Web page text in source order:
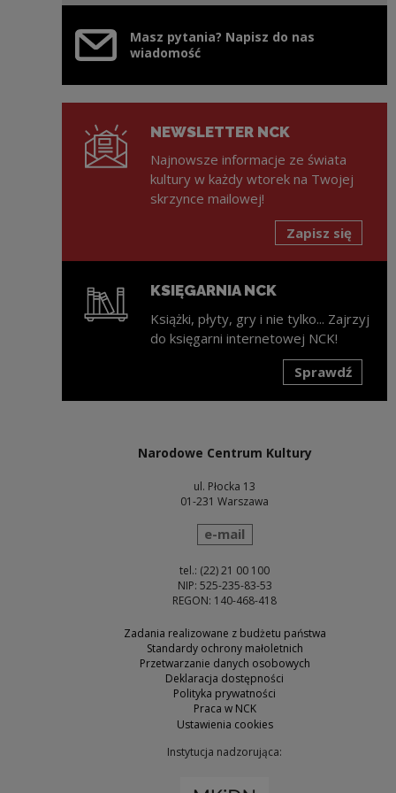
Masz pytania? Napisz do nas
wiadomość
NEWSLETTER NCK
Najnowsze informacje ze świata
kultury w każdy wtorek na Twojej
skrzynce mailowej!
Zapisz się
KSIĘGARNIA NCK
Książki, płyty, gry i nie tylko... Zajrzyj
do księgarni internetowej NCK!
Sprawdź
Narodowe Centrum Kultury
ul. Płocka 13
01-231 Warszawa
wyślij wiadomość
e-mail
tel.: (22) 21 00 100
NIP: 525-235-83-53
REGON: 140-468-418
Zadania realizowane z budżetu państwa
Standardy ochrony małoletnich
Przetwarzanie danych osobowych
Deklaracja dostępności
Polityka prywatności
Praca w NCK
Ustawienia cookies
Instytucja nadzorująca: